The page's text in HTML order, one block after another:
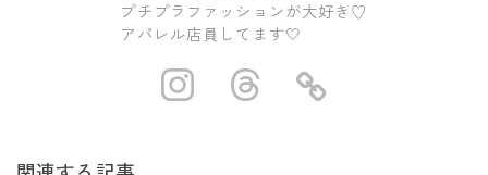
プチプラファッションが大好き♡
アパレル店員してます🤍
https://https://